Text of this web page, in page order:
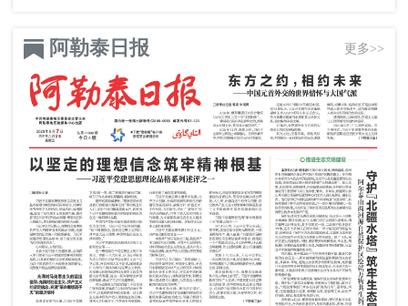
阿勒泰日报 更多>>